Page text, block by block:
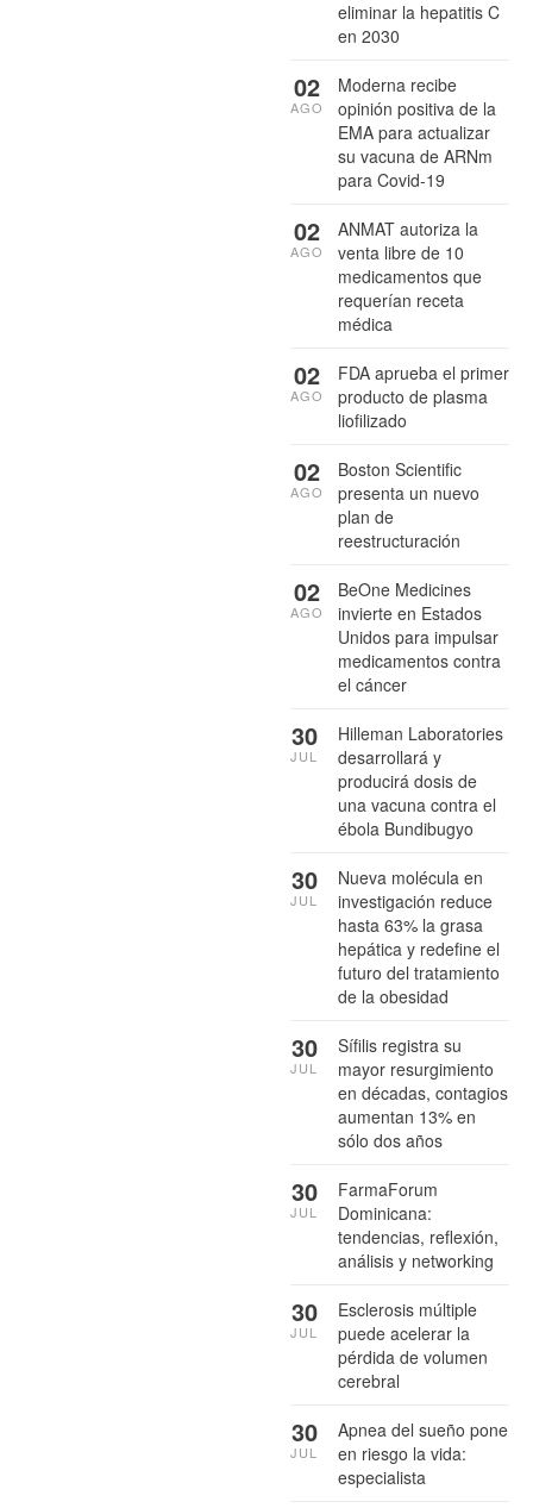
eliminar la hepatitis C
en 2030
Moderna recibe
opinión positiva de la
EMA para actualizar
su vacuna de ARNm
para Covid-19
02
AGO
ANMAT autoriza la
venta libre de 10
medicamentos que
requerían receta
médica
02
AGO
FDA aprueba el primer
producto de plasma
liofilizado
02
AGO
Boston Scientific
presenta un nuevo
plan de
reestructuración
02
AGO
BeOne Medicines
invierte en Estados
Unidos para impulsar
medicamentos contra
el cáncer
02
AGO
Hilleman Laboratories
desarrollará y
producirá dosis de
una vacuna contra el
ébola Bundibugyo
30
JUL
Nueva molécula en
investigación reduce
hasta 63% la grasa
hepática y redefine el
futuro del tratamiento
de la obesidad
30
JUL
Sífilis registra su
mayor resurgimiento
en décadas, contagios
aumentan 13% en
sólo dos años
30
JUL
FarmaForum
Dominicana:
tendencias, reflexión,
análisis y networking
30
JUL
Esclerosis múltiple
puede acelerar la
pérdida de volumen
cerebral
30
JUL
Apnea del sueño pone
en riesgo la vida:
especialista
30
JUL